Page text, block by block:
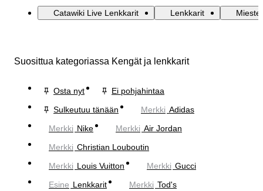
Catawiki Live Lenkkarit Lenkkarit
Suosittua kategoriassa Kengät ja lenkkarit
Osta nyt
Ei pohjahintaa
Sulkeutuu tänään
Merkki Adidas
Merkki Nike Merkki Air Jordan
Merkki Christian Louboutin
Merkki Louis Vuitton Merkki Gucci
Esine Lenkkarit Merkki Tod's